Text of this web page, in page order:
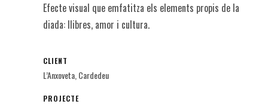
Efecte visual que emfatitza els elements propis de la
diada: llibres, amor i cultura.
CLIENT
L’Anxoveta, Cardedeu
PROJECTE